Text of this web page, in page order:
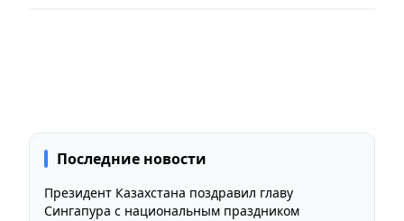
Последние новости
Президент Казахстана поздравил главу
Сингапура с национальным праздником